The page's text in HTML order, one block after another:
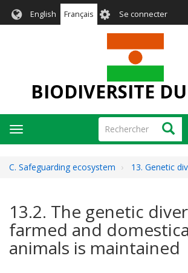
English Français User
account
menu
Se connecter
BIODIVERSITE
Rechercher
Toggle
navigation
C. Safeguarding ecosystem 13. Genetic
13.2. The genetic
farmed and
animals is maintained